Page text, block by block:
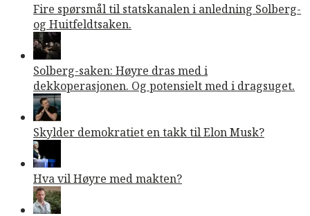
Fire spørsmål til statskanalen i anledning Solberg-
og Huitfeldtsaken.
Solberg-saken: Høyre dras med i
dekkoperasjonen. Og potensielt med i dragsuget.
Skylder demokratiet en takk til Elon Musk?
Hva vil Høyre med makten?